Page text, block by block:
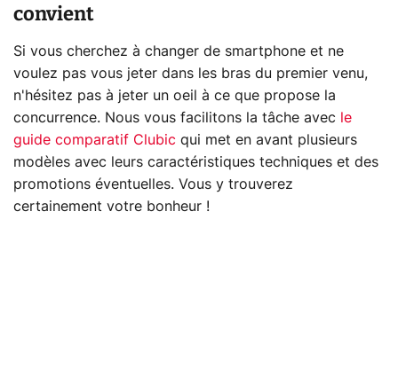
convient
Si vous cherchez à changer de smartphone et ne
voulez pas vous jeter dans les bras du premier venu,
n'hésitez pas à jeter un oeil à ce que propose la
concurrence. Nous vous facilitons la tâche avec
le
guide comparatif Clubic qui met en avant plusieurs
modèles avec leurs caractéristiques techniques et des
promotions éventuelles. Vous y trouverez
certainement votre bonheur !